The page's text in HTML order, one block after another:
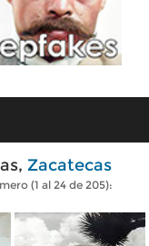
Zacatecas
(1 al 24 de 205):